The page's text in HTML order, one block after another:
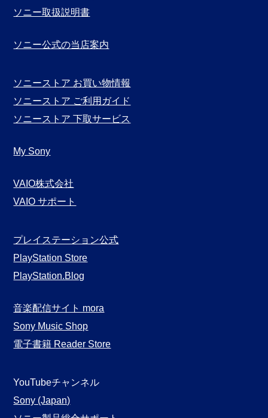
ソニー取扱説明書
ソニー公式の当店案内
ソニーストア お買い物情報
ソニーストア ご利用ガイド
ソニーストア 下取サービス
My Sony
VAIO株式会社
VAIO サポート
プレイステーション公式
PlayStation Store
PlayStation.Blog
音楽配信サイト mora
Sony Music Shop
電子書籍 Reader Store
YouTubeチャンネル
Sony (Japan)